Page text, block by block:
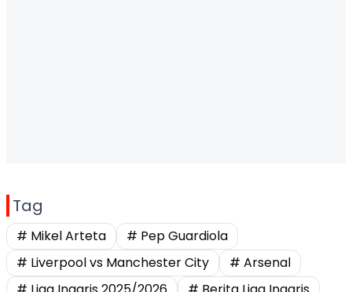
Tag
# Mikel Arteta
# Pep Guardiola
# Liverpool vs Manchester City
# Arsenal